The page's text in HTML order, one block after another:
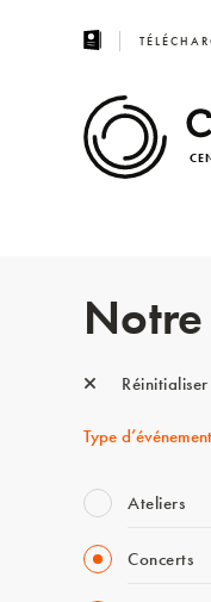
Type d’événement
Ateliers
Concerts